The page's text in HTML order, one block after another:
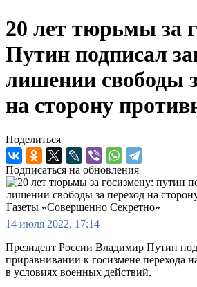
20 лет тюрьмы за
Путин подписал
лишении свободы
на сторону
Поделиться
Подписаться на обновления
14 июля 2022, 17:14
Президент России Владимир Путин
приравнивании к госизмене перехода
в условиях военных действий.